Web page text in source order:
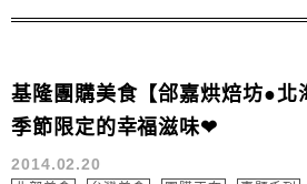
到現場親手...
基隆團購美食【郃嘉烘焙坊●北
季節限定的幸福滋味❤
2014.02.20